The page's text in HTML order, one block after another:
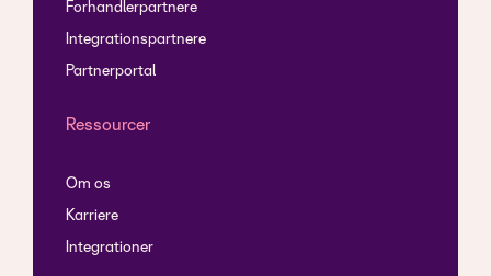
Forhandlerpartnere
Integrationspartnere
Partnerportal
Ressourcer
Om os
Karriere
Integrationer